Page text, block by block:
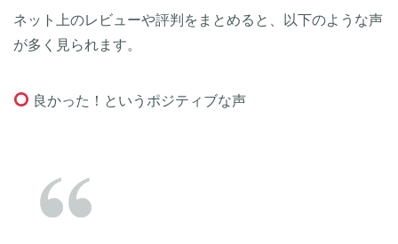
ネット上のレビューや評判をまとめると、以下のような声
が多く見られます。
良かった！というポジティブな声